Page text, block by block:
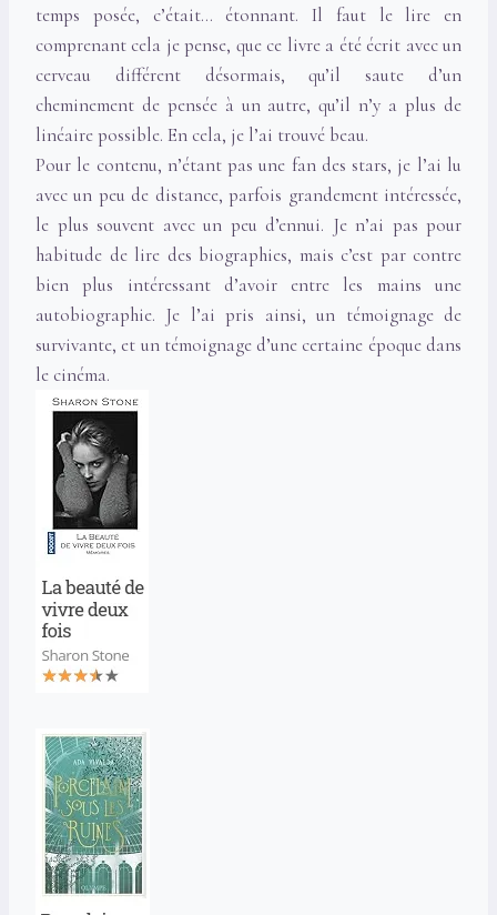
temps posée, c’était… étonnant. Il faut le lire en
comprenant cela je pense, que ce livre a été écrit avec un
cerveau différent désormais, qu’il saute d’un
cheminement de pensée à un autre, qu’il n’y a plus de
linéaire possible. En cela, je l’ai trouvé beau.
Pour le contenu, n’étant pas une fan des stars, je l’ai lu
avec un peu de distance, parfois grandement intéressée,
le plus souvent avec un peu d’ennui. Je n’ai pas pour
habitude de lire des biographies, mais c’est par contre
bien plus intéressant d’avoir entre les mains une
autobiographie. Je l’ai pris ainsi, un témoignage de
survivante, et un témoignage d’une certaine époque dans
le cinéma.